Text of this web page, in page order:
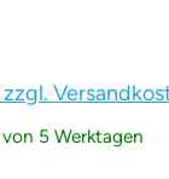
5 Werktagen